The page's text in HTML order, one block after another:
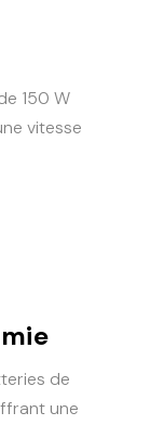
150 W
vitesse
de
une